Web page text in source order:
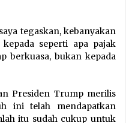
tegaskan, kebanyakan
seperti apa pajak
berkuasa, bukan kepada
Presiden Trump merilis
ini telah mendapatkan
itu sudah cukup untuk